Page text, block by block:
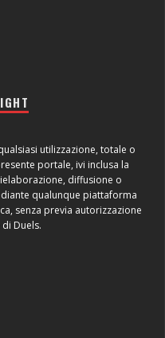
utilizzazione, totale o
portale, ivi inclusa la
diffusione o
qualunque piattaforma
senza previa autorizzazione
Duels.